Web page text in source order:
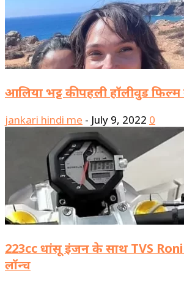
आलिया भट्ट की पहली हॉलीवुड
jankari hindi me - July 9, 2022 0
223cc धांसू इंजन के साथ TVS
लॉन्च